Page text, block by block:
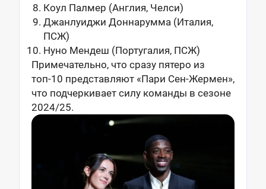
Коул Палмер (Англия, Челси)
Джанлуиджи Доннарумма (Италия,
ПСЖ)
Нуно Мендеш (Португалия, ПСЖ)
Примечательно, что сразу пятеро из
топ-10 представляют «Пари Сен-Жермен»,
что подчеркивает силу команды в сезоне
2024/25.